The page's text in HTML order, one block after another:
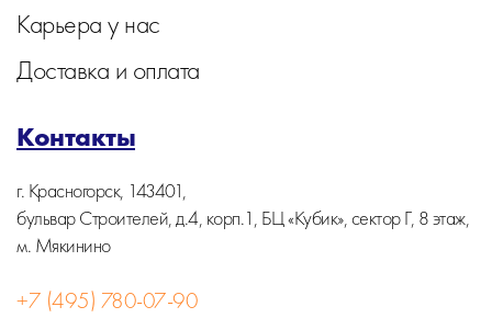
Карьера у нас
Доставка и оплата
Контакты
г. Красногорск, 143401,
бульвар Строителей, д.4, корп.1, БЦ «Кубик», сектор Г, 8 этаж,
м. Мякинино
+7 (495) 780-07-90